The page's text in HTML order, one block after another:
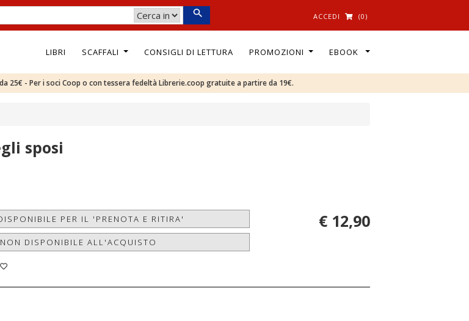
ACCEDI (0)
LIBRI SCAFFALI CONSIGLI DI LETTURA PROMOZIONI EBOOK
25€ - Per i soci Coop o con tessera fedeltà Librerie.coop gratuite a partire da 19€.
sposi
PER IL 'PRENOTA E RITIRA'
NON DISPONIBILE ALL'ACQUISTO
€ 12,90